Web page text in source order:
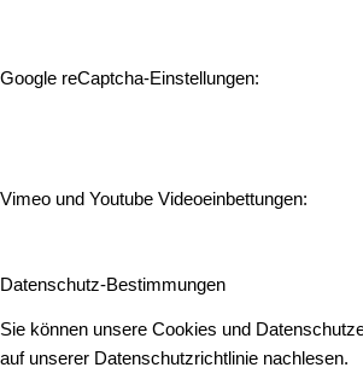
Google reCaptcha-Einstellungen:
Vimeo und Youtube Videoeinbettungen:
Datenschutz-Bestimmungen
Sie können unsere Cookies und
auf unserer Datenschutzrichtlinie nachlesen.